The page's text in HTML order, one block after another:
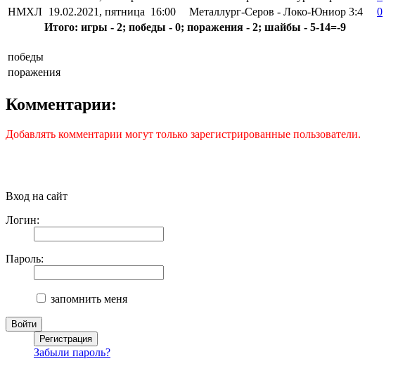
НМХЛ 19.02.2021, пятница 16:00 Металлург-Серов - Локо-Юниор 3:4
0
Итого: игры - 2; победы - 0; поражения - 2; шайбы - 5-14=-9
победы
поражения
Комментарии:
Добавлять комментарии могут только зарегистрированные пользователи.
Вход на сайт
Логин:
Пароль:
запомнить меня
Забыли пароль?